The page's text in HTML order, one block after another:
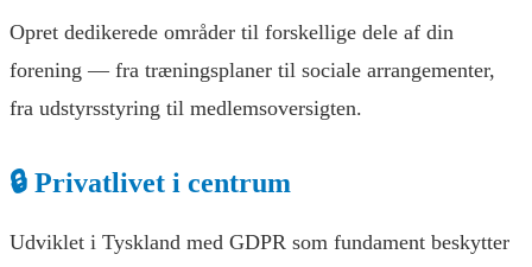
Opret dedikerede områder til forskellige dele af din
forening — fra træningsplaner til sociale arrangementer,
fra udstyrsstyring til medlemsoversigten.
🔒 Privatlivet i centrum
Udviklet i Tyskland med GDPR som fundament beskytter